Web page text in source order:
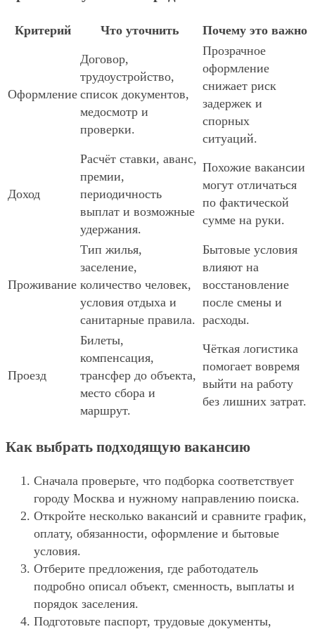
Критерий Что уточнить Почему это важно
Оформление
Договор,
трудоустройство,
список документов,
медосмотр и
проверки.
Прозрачное
оформление
снижает риск
задержек и
спорных
ситуаций.
Доход
Расчёт ставки, аванс,
премии,
периодичность
выплат и возможные
удержания.
Похожие вакансии
могут отличаться
по фактической
сумме на руки.
Проживание
Тип жилья,
заселение,
количество человек,
условия отдыха и
санитарные правила.
Бытовые условия
влияют на
восстановление
после смены и
расходы.
Проезд
Билеты,
компенсация,
трансфер до объекта,
место сбора и
маршрут.
Чёткая логистика
помогает вовремя
выйти на работу
без лишних затрат.
Как выбрать подходящую вакансию
Сначала проверьте, что подборка соответствует
городу Москва и нужному направлению поиска.
Откройте несколько вакансий и сравните график,
оплату, обязанности, оформление и бытовые
условия.
Отберите предложения, где работодатель
подробно описал объект, сменность, выплаты и
порядок заселения.
Подготовьте паспорт, трудовые документы,